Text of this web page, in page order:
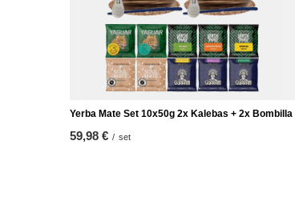
Yerba Mate Set 10x50g 2x Kalebas + 2x Bombilla
59,98 € / set